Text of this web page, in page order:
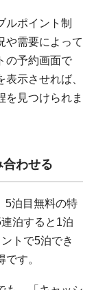
ルポイント制
や需要によって
の予約画面で
示させれば、
を見つけられま
わせる
5泊目無料の特
泊すると1泊
トで5泊でき
す。